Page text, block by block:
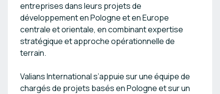
entreprises dans leurs projets de
développement en Pologne et en Europe
centrale et orientale, en combinant expertise
stratégique et approche opérationnelle de
terrain.
Valians International s’appuie sur une équipe de
chargés de projets basés en Pologne et sur un